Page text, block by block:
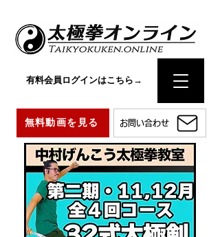
お問い合わせ
無料動画を見る
有料会員ログインはこちら→